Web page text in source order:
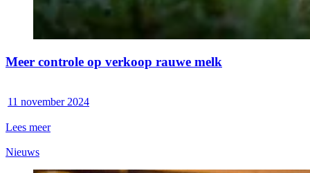
Meer controle op verkoop rauwe melk
11 november 2024
Lees meer
Nieuws